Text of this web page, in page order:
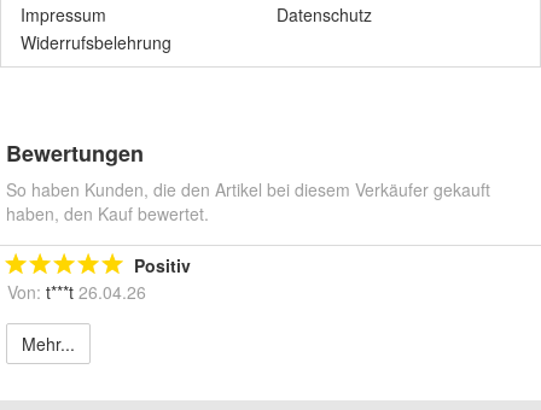
Impressum
Datenschutz
Widerrufsbelehrung
Bewertungen
So haben Kunden, die den Artikel bei diesem Verkäufer gekauft
haben, den Kauf bewertet.
Positiv
Von: t***t 26.04.26
Mehr...